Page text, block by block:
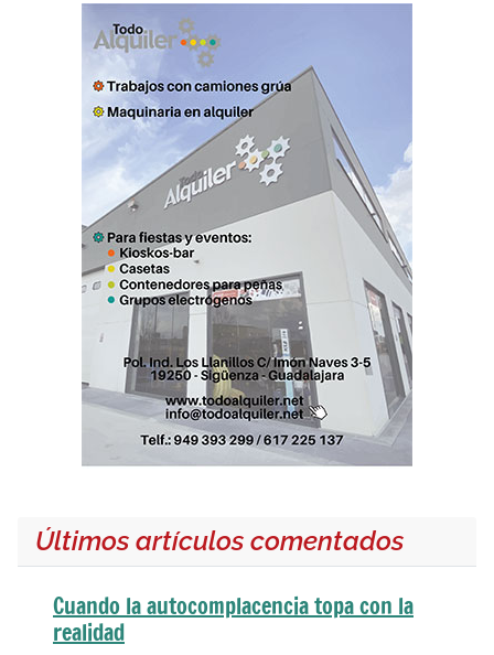
Últimos artículos comentados
Cuando la autocomplacencia topa con la
realidad